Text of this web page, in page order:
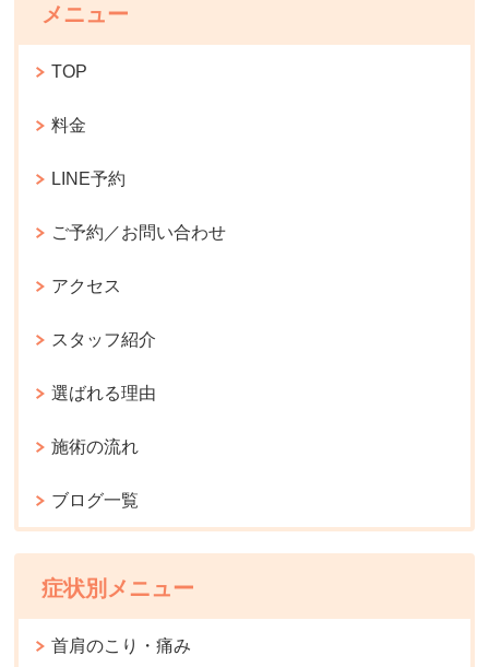
メニュー
TOP
料金
LINE予約
ご予約／お問い合わせ
アクセス
スタッフ紹介
選ばれる理由
施術の流れ
ブログ一覧
症状別メニュー
首肩のこり・痛み